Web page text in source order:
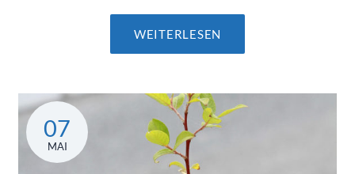
WEITERLESEN
07
MAI